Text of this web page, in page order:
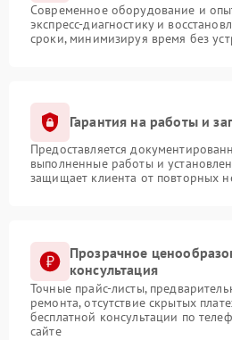
Современное оборудование и
экспресс-диагностику и
сроки, минимизируя время без
Гарантия на работы и
Предоставляется
выполненные работы и
защищает клиента от повторных
Прозрачное
консультация
Точные прайс-листы,
ремонта, отсутствие скрытых
бесплатной консультации по
сайте